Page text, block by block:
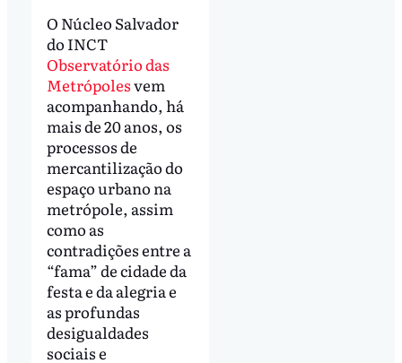
O Núcleo Salvador
do INCT
Observatório das
Metrópolesvem
acompanhando, há
mais de 20 anos, os
processos de
mercantilização do
espaço urbano na
metrópole, assim
como as
contradições entre a
“fama” de cidade da
festa e da alegria e
as profundas
desigualdades
sociais e